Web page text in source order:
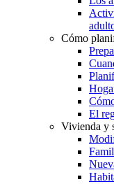
Cómo
El
Vivienda y